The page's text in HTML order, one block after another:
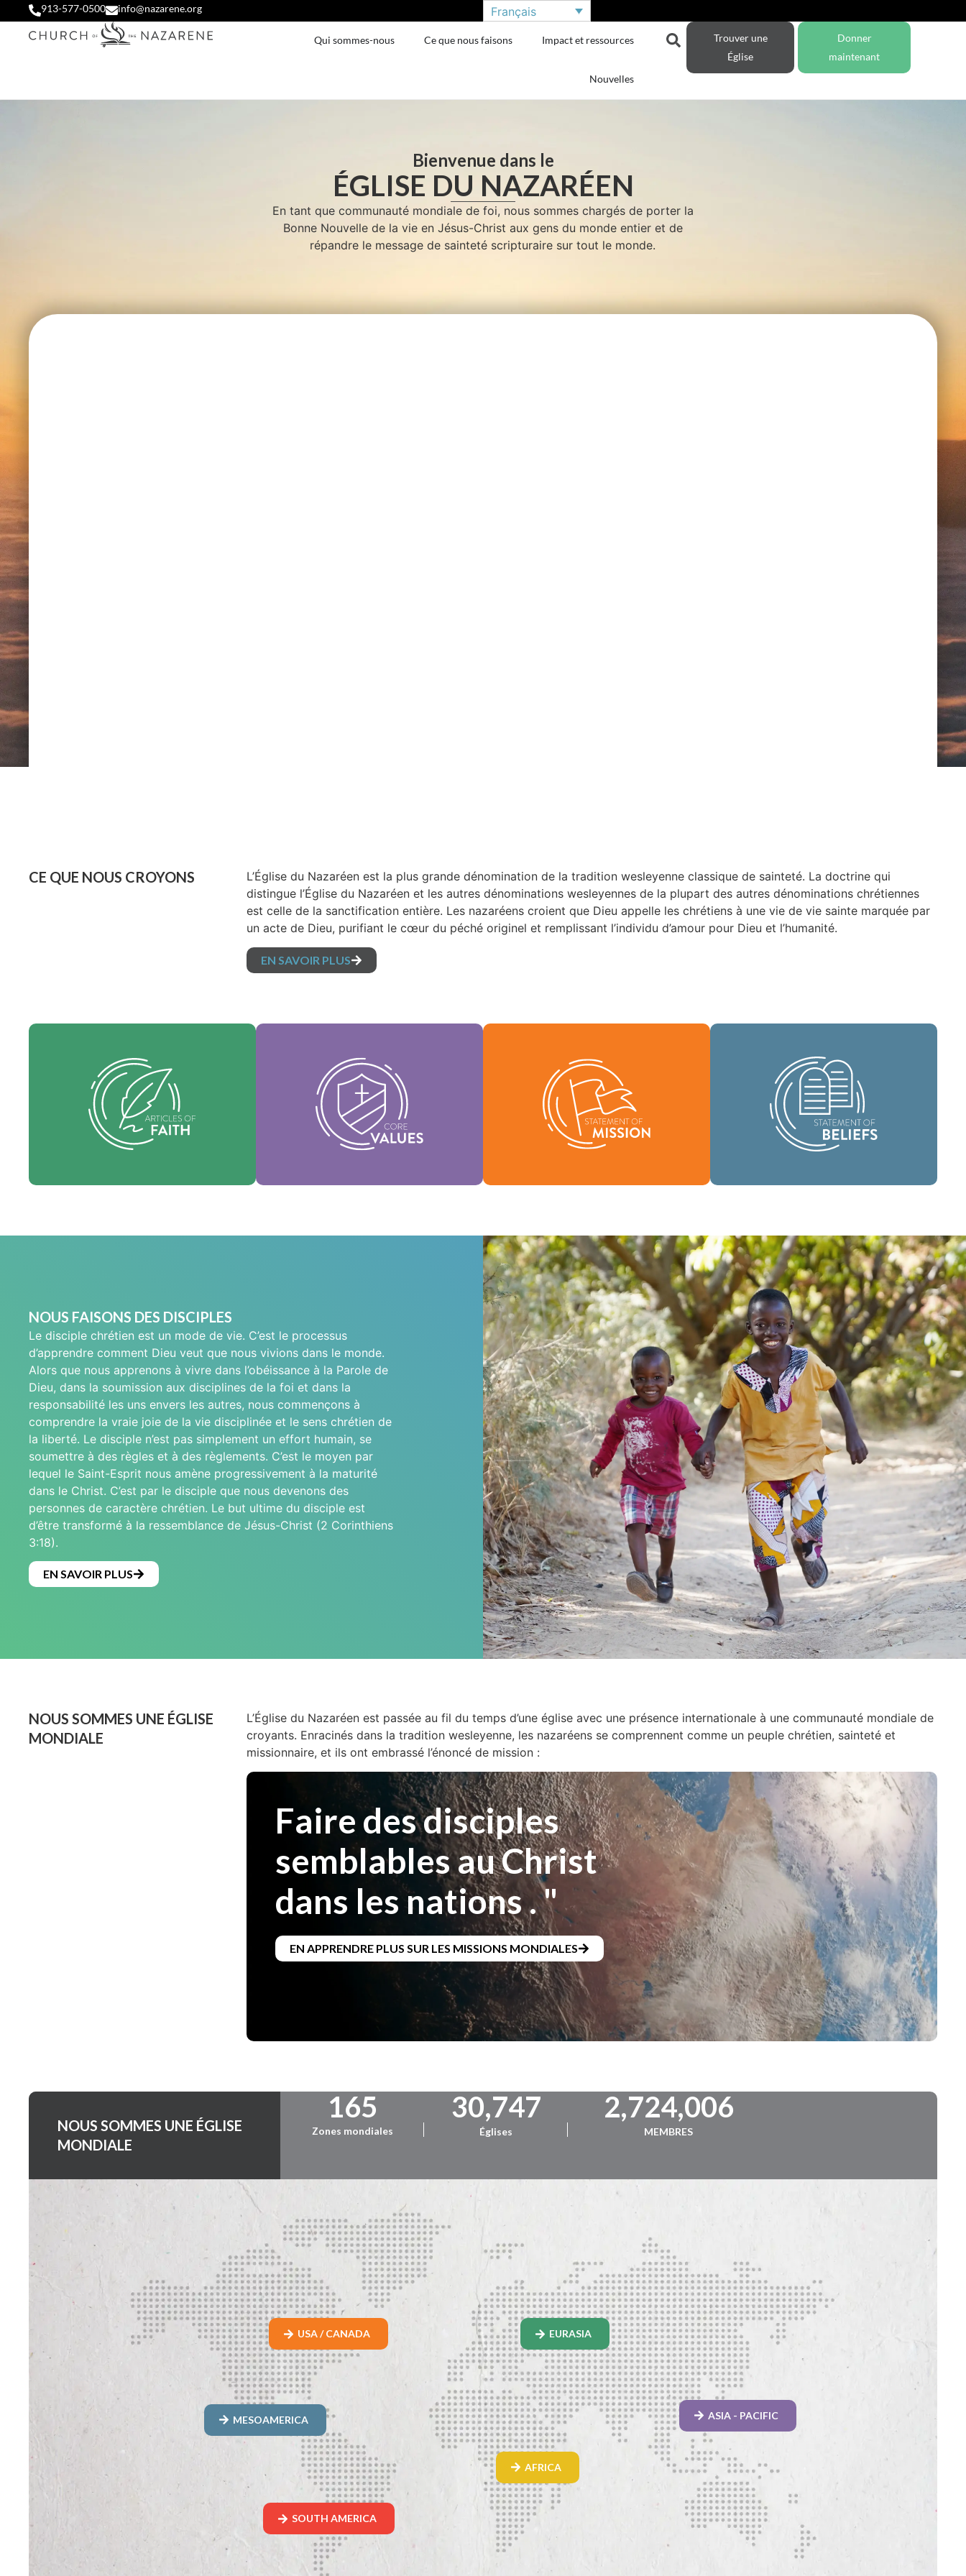
913-577-0500 info@nazarene.org Français
Qui sommes-nous Ce que nous faisons Impact et ressources
Nouvelles
Trouver une
Église
Donner
maintenant
Bienvenue dans le
ÉGLISE DU NAZARÉEN
En tant que communauté mondiale de foi, nous sommes chargés de porter la
Bonne Nouvelle de la vie en Jésus-Christ aux gens du monde entier et de
répandre le message de sainteté scripturaire sur tout le monde.
CE QUE NOUS CROYONS
L’Église du Nazaréen est la plus grande dénomination de la tradition wesleyenne classique de sainteté. La doctrine qui
distingue l’Église du Nazaréen et les autres dénominations wesleyennes de la plupart des autres dénominations chrétiennes
est celle de la sanctification entière. Les nazaréens croient que Dieu appelle les chrétiens à une vie de vie sainte marquée par
un acte de Dieu, purifiant le cœur du péché originel et remplissant l’individu d’amour pour Dieu et l’humanité.
EN SAVOIR PLUS
Nos articles de foi sont nos croyances
fondamentales et exposent les vérités
essentielles qui guident chaque
domaine de pratique.
Foi
l'essence de notre identité et
soutiennent la vision de notre
dénomination et aident à façonner
notre culture.
Valeurs
Notre déclaration de mission définit
qui nous sommes, pourquoi nous
existons et notre raison d'être.
Mission
foi, nous sommes chargés de porter la
bonne nouvelle de la vie en Jésus-
Christ aux gens du monde entier et de
répandre le message de sainteté
scripturaire dans tous les pays.
NOUS FAISONS DES DISCIPLES
Le disciple chrétien est un mode de vie. C’est le processus
d’apprendre comment Dieu veut que nous vivions dans le monde.
Alors que nous apprenons à vivre dans l’obéissance à la Parole de
Dieu, dans la soumission aux disciplines de la foi et dans la
responsabilité les uns envers les autres, nous commençons à
comprendre la vraie joie de la vie disciplinée et le sens chrétien de
la liberté. Le disciple n’est pas simplement un effort humain, se
soumettre à des règles et à des règlements. C’est le moyen par
lequel le Saint-Esprit nous amène progressivement à la maturité
dans le Christ. C’est par le disciple que nous devenons des
personnes de caractère chrétien. Le but ultime du disciple est
d’être transformé à la ressemblance de Jésus-Christ (2 Corinthiens
3:18).
EN SAVOIR PLUS
NOUS SOMMES UNE ÉGLISE
MONDIALE
L’Église du Nazaréen est passée au fil du temps d’une église avec une présence internationale à une communauté mondiale de
croyants. Enracinés dans la tradition wesleyenne, les nazaréens se comprennent comme un peuple chrétien, sainteté et
missionnaire, et ils ont embrassé l’énoncé de mission :
Faire des disciples
semblables au Christ
dans les nations . "
EN APPRENDRE PLUS SUR LES MISSIONS MONDIALES
NOUS SOMMES UNE ÉGLISE
MONDIALE
165
Zones mondiales
30,747
Églises
2,724,006
MEMBRES
USA / CANADA
MESOAMERICA
SOUTH AMERICA
EURASIA
AFRICA
ASIA - PACIFIC